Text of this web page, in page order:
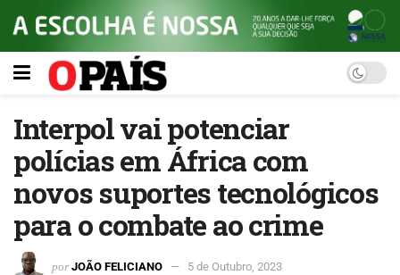
Interpol vai potenciar
polícias em África com
novos suportes tecnológicos
para o combate ao crime
por JOÃO FELICIANO 5 de Outubro, 2023